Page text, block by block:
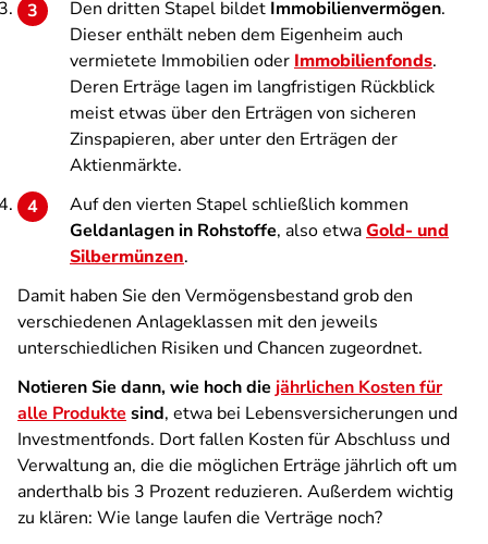
Den dritten Stapel bildet Immobilienvermögen.
Dieser enthält neben dem Eigenheim auch
vermietete Immobilien oder Immobilienfonds.
Deren Erträge lagen im langfristigen Rückblick
meist etwas über den Erträgen von sicheren
Zinspapieren, aber unter den Erträgen der
Aktienmärkte.
Auf den vierten Stapel schließlich kommen
Geldanlagen in Rohstoffe, also etwaGold- und
Silbermünzen.
Damit haben Sie den Vermögensbestand grob den
verschiedenen Anlageklassen mit den jeweils
unterschiedlichen Risiken und Chancen zugeordnet.
Notieren Sie dann, wie hoch die jährlichen Kosten für
alle Produkte sind, etwa bei Lebensversicherungen und
Investmentfonds. Dort fallen Kosten für Abschluss und
Verwaltung an, die die möglichen Erträge jährlich oft um
anderthalb bis 3 Prozent reduzieren. Außerdem wichtig
zu klären: Wie lange laufen die Verträge noch?